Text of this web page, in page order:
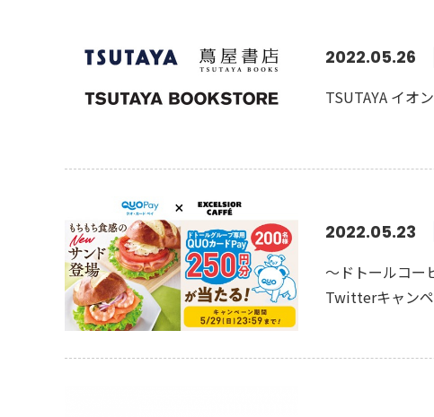
2022.05.26
TSUTAYA イオ
2022.05.23
～ドトールコー
Twitterキャンペ